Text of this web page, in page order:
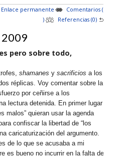
Enlace permanente
Comentarios (
)
Referencias (0)
2009
pero sobre todo,
shamanes ysacrificios a los
réplicas. Voy comentar sobre la
por ceñirse a los
lectura detenida. En primer lugar
malos” quieran usar la agenda
confiscar la libertad de “los
caricaturización del argumento.
de lo que se acusaba a mi
es bueno no incurrir en la falta de